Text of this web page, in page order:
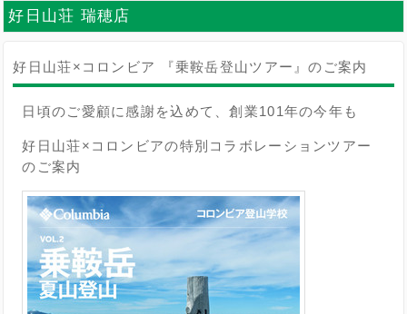
好日山荘 瑞穂店
好日山荘×コロンビア 『乗鞍岳登山ツアー』のご案内
日頃のご愛顧に感謝を込めて、創業101年の今年も
好日山荘×コロンビアの特別コラボレーションツアー
のご案内